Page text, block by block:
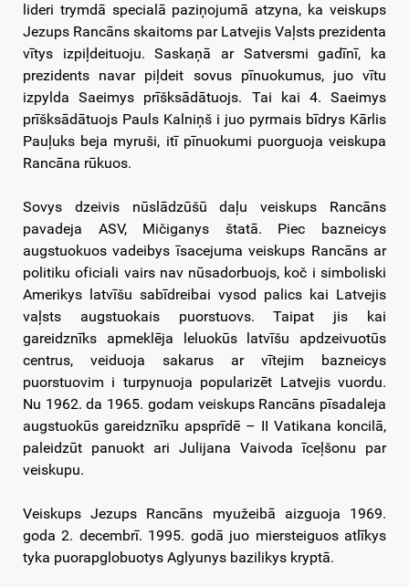
lideri trymdā specialā paziņojumā atzyna, ka veiskups
Jezups Rancāns skaitoms par Latvejis Vaļsts prezidenta
vītys izpiļdeituoju. Saskaņā ar Satversmi gadīnī, ka
prezidents navar piļdeit sovus pīnuokumus, juo vītu
izpylda Saeimys prīšksādātuojs. Tai kai 4. Saeimys
prīšksādātuojs Pauls Kalniņš i juo pyrmais bīdrys Kārlis
Pauļuks beja myruši, itī pīnuokumi puorguoja veiskupa
Rancāna rūkuos.
Sovys dzeivis nūslādzūšū daļu veiskups Rancāns
pavadeja ASV, Mičiganys štatā. Piec bazneicys
augstuokuos vadeibys īsacejuma veiskups Rancāns ar
politiku oficiali vairs nav nūsadorbuojs, koč i simboliski
Amerikys latvīšu sabīdreibai vysod palics kai Latvejis
vaļsts augstuokais puorstuovs. Taipat jis kai
gareidznīks apmeklēja leluokūs latvīšu apdzeivuotūs
centrus, veiduoja sakarus ar vītejim bazneicys
puorstuovim i turpynuoja popularizēt Latvejis vuordu.
Nu 1962. da 1965. godam veiskups Rancāns pīsadaleja
augstuokūs gareidznīku apsprīdē – II Vatikana koncilā,
paleidzūt panuokt ari Julijana Vaivoda īceļšonu par
veiskupu.
Veiskups Jezups Rancāns myužeibā aizguoja 1969.
goda 2. decembrī. 1995. godā juo miersteiguos atlīkys
tyka puorapglobuotys Aglyunys bazilikys kryptā.